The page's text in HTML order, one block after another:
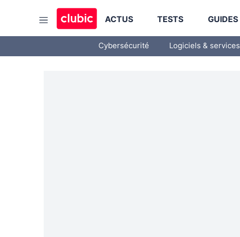
ACTUS TESTS GUIDES
Cybersécurité Logiciels & services